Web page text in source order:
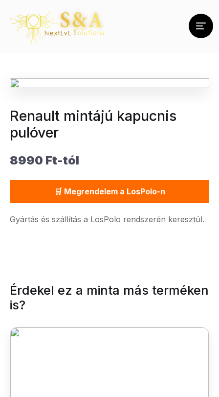
Renault mintájú kapucnis
pulóver
8990 Ft-tól
🛒 Megrendelem a LosPolo-n
Gyártás és szállítás a LosPolo rendszerén keresztül.
Érdekel ez a minta más terméken
is?